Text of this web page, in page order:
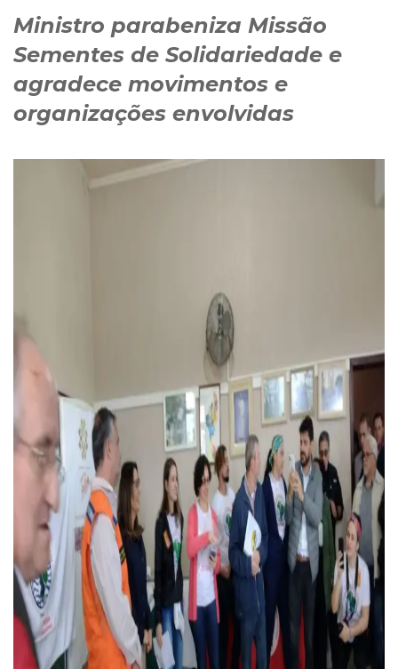
Ministro parabeniza Missão
Sementes de Solidariedade e
agradece movimentos e
organizações envolvidas